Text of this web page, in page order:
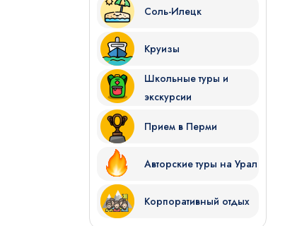
Соль-Илецк
Круизы
Школьные туры и
экскурсии
Прием в Перми
Авторские туры на Урал
Корпоративный отдых